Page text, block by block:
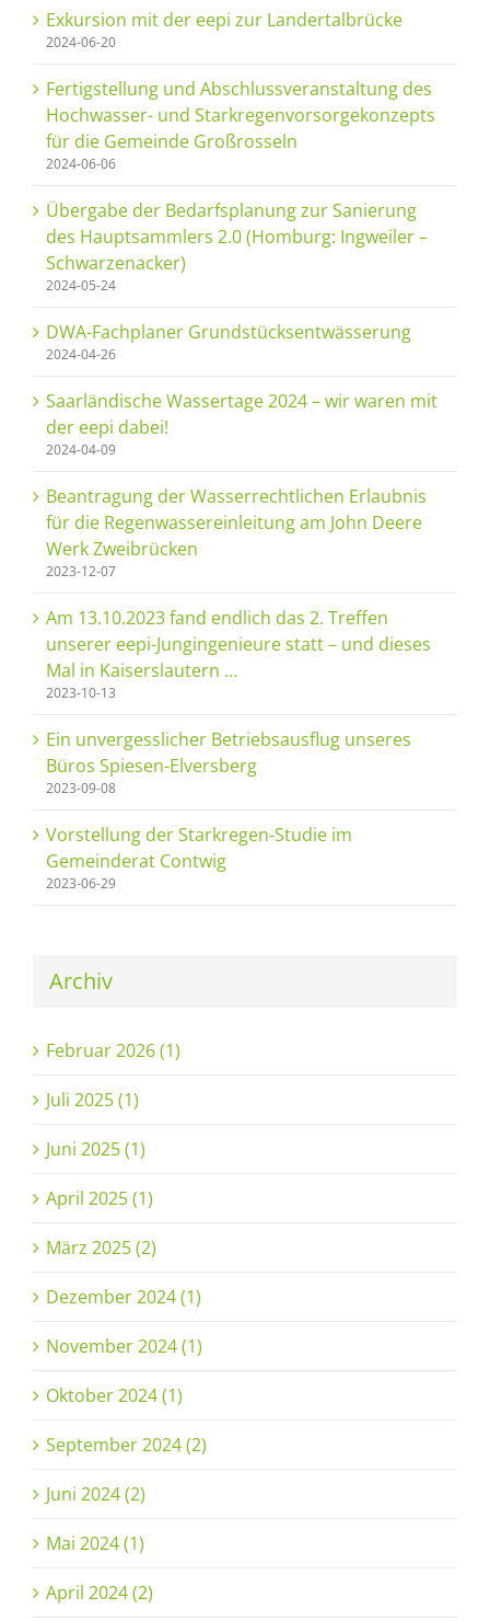
Exkursion mit der eepi zur Landertalbrücke
2024-06-20
Fertigstellung und Abschlussveranstaltung des
Hochwasser- und Starkregenvorsorgekonzepts
für die Gemeinde Großrosseln
2024-06-06
Übergabe der Bedarfsplanung zur Sanierung
des Hauptsammlers 2.0 (Homburg: Ingweiler –
Schwarzenacker)
2024-05-24
DWA-Fachplaner Grundstücksentwässerung
2024-04-26
Saarländische Wassertage 2024 – wir waren mit
der eepi dabei!
2024-04-09
Beantragung der Wasserrechtlichen Erlaubnis
für die Regenwassereinleitung am John Deere
Werk Zweibrücken
2023-12-07
Am 13.10.2023 fand endlich das 2. Treffen
unserer eepi-Jungingenieure statt – und dieses
Mal in Kaiserslautern …
2023-10-13
Ein unvergesslicher Betriebsausflug unseres
Büros Spiesen-Elversberg
2023-09-08
Vorstellung der Starkregen-Studie im
Gemeinderat Contwig
2023-06-29
Archiv
Februar 2026 (1)
Juli 2025 (1)
Juni 2025 (1)
April 2025 (1)
März 2025 (2)
Dezember 2024 (1)
November 2024 (1)
Oktober 2024 (1)
September 2024 (2)
Juni 2024 (2)
Mai 2024 (1)
April 2024 (2)